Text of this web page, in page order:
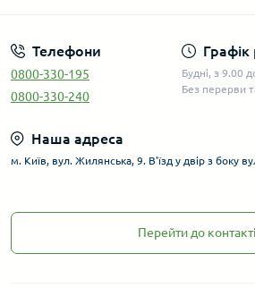
Телефони
0800-330-195
0800-330-240
Будні, з 9.00
Без перерви
Наша адреса
м. Київ, вул. Жилянська, 9. В'їзд у двір з боку
Перейти до